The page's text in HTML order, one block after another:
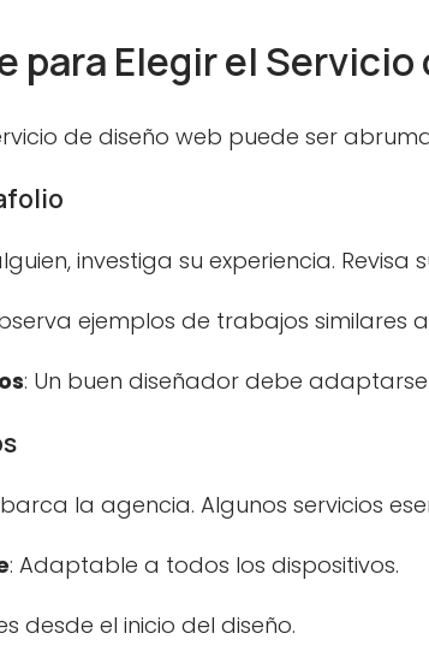
para Elegir el
de diseño web puede ser
investiga su experiencia.
ejemplos de trabajos similares
: Un buen diseñador debe
la agencia. Algunos servicios
: Adaptable a todos los dispositivos.
desde el inicio del diseño.